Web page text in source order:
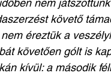
nem
követő
éreztük a
követően gólt is
kívül: a második